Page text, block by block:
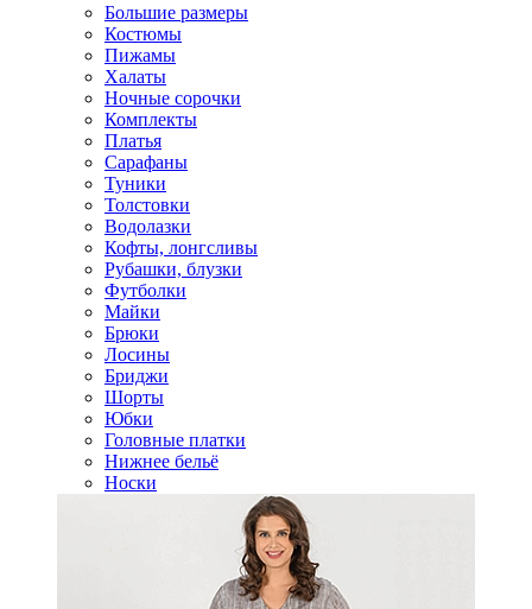
Большие размеры
Костюмы
Пижамы
Халаты
Ночные сорочки
Комплекты
Платья
Сарафаны
Туники
Толстовки
Водолазки
Кофты, лонгсливы
Рубашки, блузки
Футболки
Майки
Брюки
Лосины
Бриджи
Шорты
Юбки
Головные платки
Нижнее бельё
Носки